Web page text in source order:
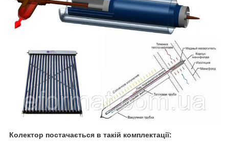
Колектор постачається в такій комплектації: